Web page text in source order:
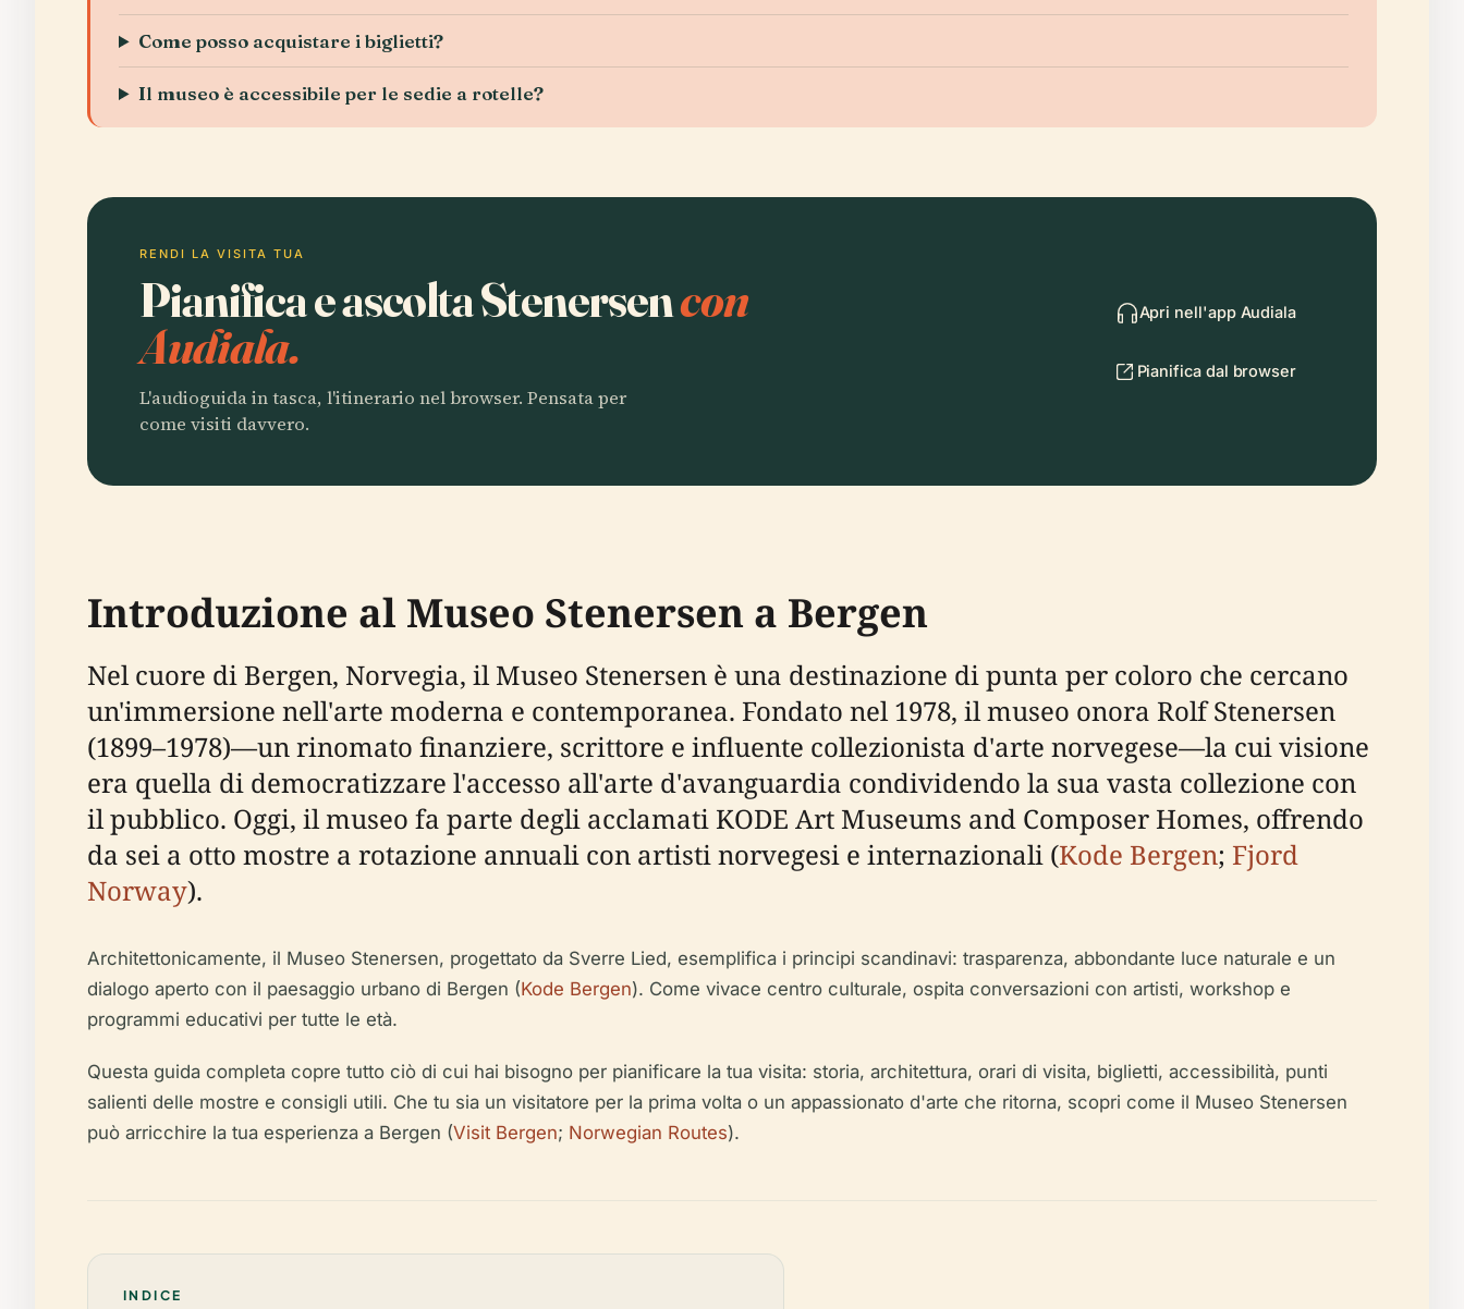
Come posso acquistare i biglietti?
Il museo è accessibile per le sedie a rotelle?
RENDI LA VISITA TUA
Pianifica e ascolta Stenersencon
Audiala.
L'audioguida in tasca, l'itinerario nel browser. Pensata per
come visiti davvero.
Apri nell'app Audiala
Pianifica dal browser
Introduzione al Museo Stenersen a Bergen
Nel cuore di Bergen, Norvegia, il Museo Stenersen è una destinazione di punta per coloro che cercano
un'immersione nell'arte moderna e contemporanea. Fondato nel 1978, il museo onora Rolf Stenersen
(1899–1978)—un rinomato finanziere, scrittore e influente collezionista d'arte norvegese—la cui visione
era quella di democratizzare l'accesso all'arte d'avanguardia condividendo la sua vasta collezione con
il pubblico. Oggi, il museo fa parte degli acclamati KODE Art Museums and Composer Homes, offrendo
da sei a otto mostre a rotazione annuali con artisti norvegesi e internazionali (Kode Bergen; Fjord
Norway).
Architettonicamente, il Museo Stenersen, progettato da Sverre Lied, esemplifica i principi scandinavi: trasparenza, abbondante luce naturale e un
dialogo aperto con il paesaggio urbano di Bergen (Kode Bergen). Come vivace centro culturale, ospita conversazioni con artisti, workshop e
programmi educativi per tutte le età.
Questa guida completa copre tutto ciò di cui hai bisogno per pianificare la tua visita: storia, architettura, orari di visita, biglietti, accessibilità, punti
salienti delle mostre e consigli utili. Che tu sia un visitatore per la prima volta o un appassionato d'arte che ritorna, scopri come il Museo Stenersen
può arricchire la tua esperienza a Bergen (Visit Bergen; Norwegian Routes).
INDICE